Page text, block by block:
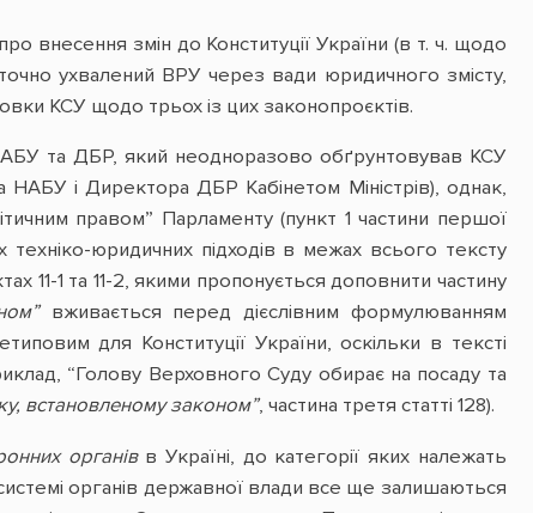
внесення змін до Конституції України (в т. ч. щодо
ухвалений ВРУ через вади юридичного змісту,
КСУ щодо трьох із цих законопроєктів.
та ДБР, який неодноразово обґрунтовував КСУ
НАБУ і Директора ДБР Кабінетом Міністрів), однак,
правом” Парламенту (пункт 1 частини першої
техніко-юридичних підходів в межах всього тексту
11-1 та 11-2, якими пропонується доповнити частину
вживається перед дієслівним формулюванням
для Конституції України, оскільки в тексті
“Голову Верховного Суду обирає на посаду та
встановленому законом”, частина третя статті 128).
органівв Україні, до категорії яких належать
органів державної влади все ще залишаються